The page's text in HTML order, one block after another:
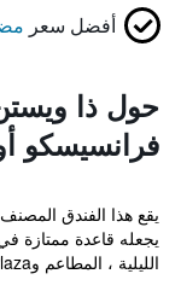
أفضل سعر
حول ذا
فرانسيسكو
يجعله قاعدة ممتازة
الليلية ، المطاعم وUnion Square Plaza مسافة بسيطة.